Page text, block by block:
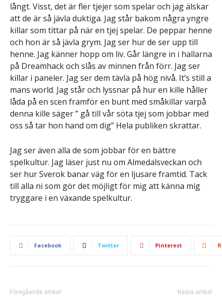
långt. Visst, det är fler tjejer som spelar och jag älskar
att de är så jävla duktiga. Jag står bakom några yngre
killar som tittar på när en tjej spelar. De peppar henne
och hon är så jävla grym. Jag ser hur de ser upp till
henne. Jag känner hopp om liv. Går längre in i hallarna
på Dreamhack och slås av minnen från förr. Jag ser
killar i paneler. Jag ser dem tävla på hög nivå. It’s still a
mans world. Jag står och lyssnar på hur en kille håller
låda på en scen framför en bunt med småkillar varpå
denna kille säger ” gå till vår söta tjej som jobbar med
oss så tar hon hand om dig” Hela publiken skrattar.
Jag ser även alla de som jobbar för en bättre
spelkultur. Jag läser just nu om Almedalsveckan och
ser hur Sverok banar väg för en ljusare framtid. Tack
till alla ni som gör det möjligt för mig att känna mig
tryggare i en växande spelkultur.
Facebook Twitter Pinterest
Föregående artikel Nästa artikel